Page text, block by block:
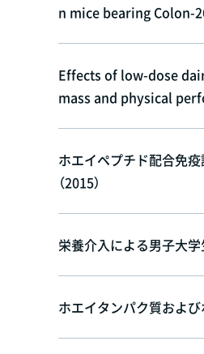
n mice bearing Colon-
Effects of low-dose
mass and physical
ホエイペプチド配合免
（2015）
栄養介入による男子大学
ホエイタンパク質およ